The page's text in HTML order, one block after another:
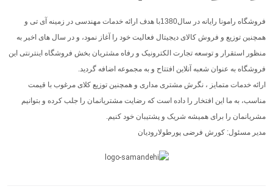
فروشگاه رامونا رایانه در سال1380با هدف ارائه خدمات مهندسی در زمینه آی تی و
همچنین توزیع و فروش کالای دیجیتال فعالیت خود را آغاز نمود، و در سال های اخیر به
منظور استقرار و توسعه تجارت الکترونیک و رفاه مشتریان بخش فروشگاه اینترنتی این
فروشگاه به عنوان شعبه آنلاین افتتاح و به مجموعه اضافه گردید.
ارائه خدمات متمایز ، نگرش مشتری مداری و همچنین توزیع کلای مرغوب با قیمت
مناسب، به ما این افتخار را داده است که رضایت مشتریانمان را جلب کرده و بتوانیم
مشریانمان را برای همیشه شریک و پشتیبان خود کنیم.
مدیر مسئول: کورش فرضی پورطولارودیان